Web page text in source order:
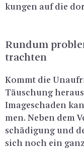
kun­gen auf die
Rund­um
trach­ten
Kommt die
Täu­schung
Image­scha­den
men. Neben dem
schä­di­gung und
sich noch ein